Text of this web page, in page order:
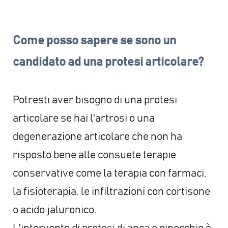
perdita di peso, i farmaci
antinfiammatori, le infiltrazioni
tal caso bisogna considerare la
possibilità di un intervento chirurgico
Come posso sapere se sono un
candidato ad una protesi articolare?
Potresti aver bisogno di una protesi
articolare se hai l'artrosi o una
degenerazione articolare che non ha
risposto bene alle consuete terapie
conservative come la terapia con farmaci,
la fisioterapia, le infiltrazioni con cortisone
o acido jaluronico.